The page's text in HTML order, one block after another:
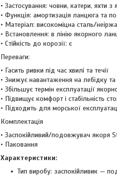
• Застосування: човни, катери, яхти з
• Функція: амортизація ланцюга та
• Матеріал: високоміцна сталь/
• Встановлення: в лінію якорного
• Стійкість до корозії: є
Переваги:
• Гасить ривки під час хвилі та течії
• Знижує навантаження на лебідку та
• Збільшує термін експлуатації
• Підвищує комфорт і стабільність
• Підходить для морської
Комплектація
• Заспокійливий/подовжувач якоря
• Паковання
Характеристики:
Тип виробу: заспокійливик —